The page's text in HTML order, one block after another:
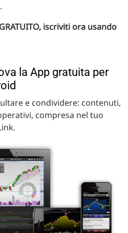
iscriviti ora usando
la App gratuita per
e condividere: contenuti,
compresa nel tuo